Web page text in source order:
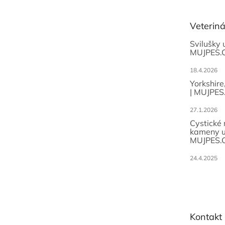
Svilušky
18.4.2026
|
27.1.2026
Cystické
kameny
24.4.2025
Kontakt